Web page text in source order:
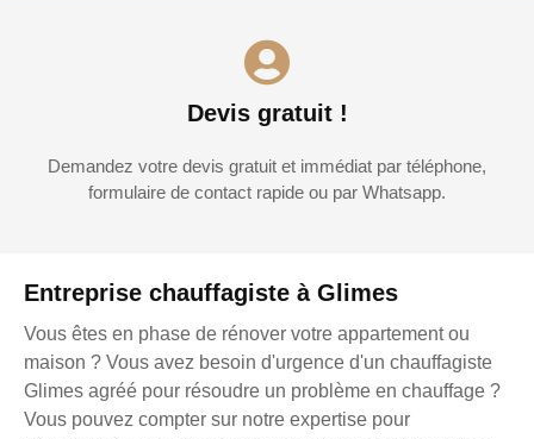
Entreprise chauffagiste à Glimes
Vous êtes en phase de rénover votre appartement ou
maison ? Vous avez besoin d'urgence d'un chauffagiste
Glimes agréé pour résoudre un problème en chauffage ?
Vous pouvez compter sur notre expertise pour
Devis gratuit !
Demandez votre devis gratuit et immédiat par téléphone,
formulaire de contact rapide ou par Whatsapp.